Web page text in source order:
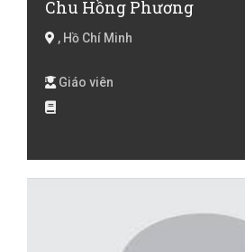
Chu Hồng Phương
, Hồ Chí Minh
Giáo viên